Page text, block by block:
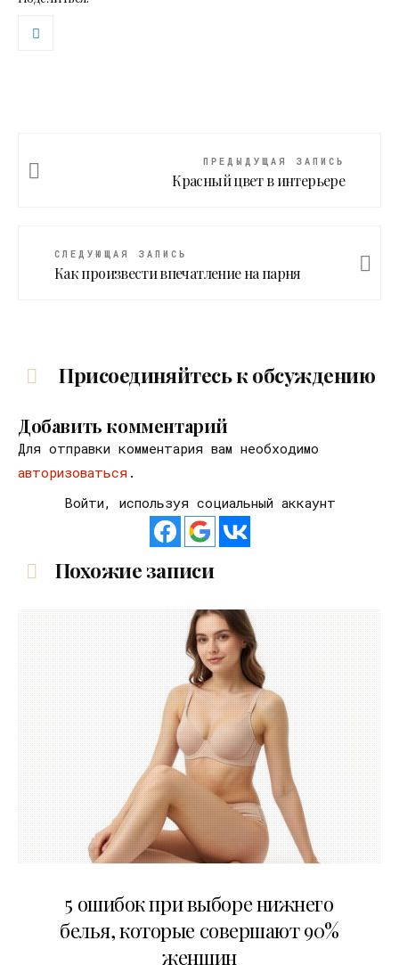
ПРЕДЫДУЩАЯ ЗАПИСЬ
Красный цвет в интерьере
СЛЕДУЮЩАЯ ЗАПИСЬ
Как произвести впечатление на парня
Присоединяйтесь к обсуждению
Добавить комментарий
Для отправки комментария вам необходимо
авторизоваться .
Войти, используя социальный аккаунт
Похожие записи
5 ошибок при выборе нижнего
белья, которые совершают 90%
женщин